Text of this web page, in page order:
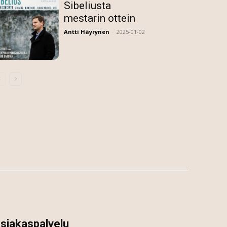
Sibeliusta
mestarin ottein
Antti Häyrynen - 2025-01-02